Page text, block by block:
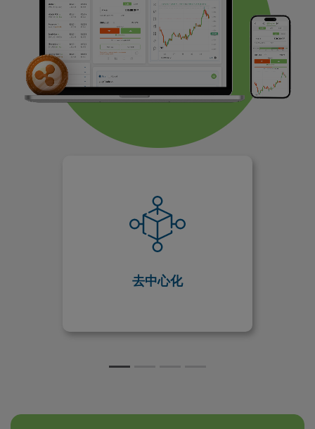
去中心化
與其分支來源比特幣一樣，比
特幣現金是去中心化的， 這意
味著它不太會受到宏觀經濟或
政策變動的影響。